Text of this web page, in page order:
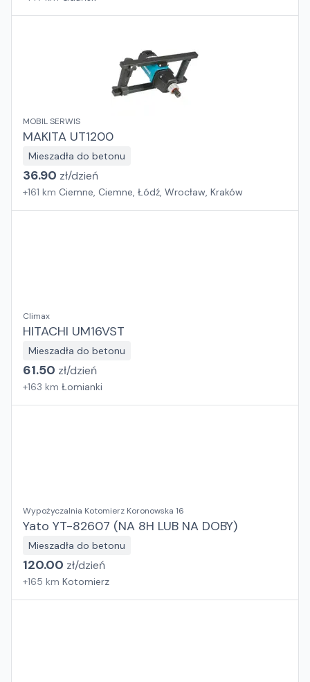
MOBIL SERWIS
MAKITA UT1200
Mieszadła do betonu
36.90 zł/dzień
+161 km Ciemne, Ciemne, Łódź, Wrocław, Kraków
Climax
HITACHI UM16VST
Mieszadła do betonu
61.50 zł/dzień
+163 km Łomianki
Wypożyczalnia Kotomierz Koronowska 16
Yato YT-82607 (NA 8H LUB NA DOBY)
Mieszadła do betonu
120.00 zł/dzień
+165 km Kotomierz